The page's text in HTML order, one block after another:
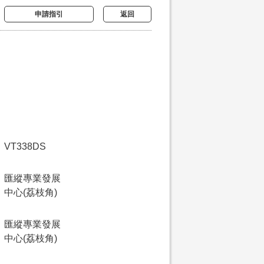
申請指引 返回
VT338DS
匯縱專業發展
中心(荔枝角)
匯縱專業發展
中心(荔枝角)